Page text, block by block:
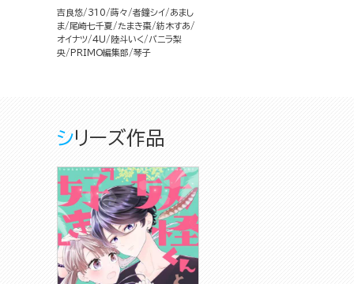
吉良悠 310 蒔々 者鐘シイ
あまし
ま
尾崎七千夏 たまき棗 紡木すあ
オイナツ 4U 陸斗いく
バニラ梨
央
PRIMO編集部 琴子
シリーズ作品